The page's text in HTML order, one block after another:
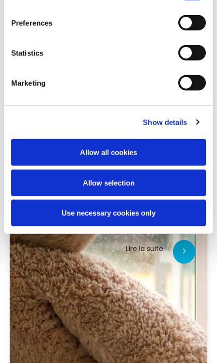
Preferences
Statistics
Marketing
Show details
Allow all cookies
Allow selection
Use necessary cookies only
Un diagnostic d’épilepsie peut être difficile
à accepter pour toute la famille, d’autant
que de nombreux parents ne connaissent
pas bien la maladie et ne savent pas
Lire la suite